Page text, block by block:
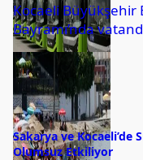
Kocaeli Büyükşehir
Bayramı’nda
ulaşım hizmeti
yapılan açıklamaya
Bayramı’nda
ulaşımlarına...
Sakarya ve Kocaeli’de
Olumsuz Etkiliyor